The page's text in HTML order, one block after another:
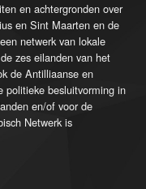
en achtergronden over
en Sint Maarten en de
netwerk van lokale
zes eilanden van het
de Antilliaanse en
politieke besluitvorming in
en/of voor de
Netwerk is